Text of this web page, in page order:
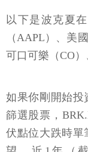
以下是波克夏
（AAPL）、美
可口可樂（CO）
如果你剛開始投
篩選股票，
伏點位大跌時單